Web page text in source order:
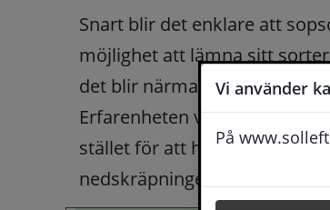
Vi använder
På
Snart blir det enklare att
möjlighet att lämna sitt
det blir närmare sänker
Erfarenheten visar att fler
stället för att hamna i
nedskräpningen.